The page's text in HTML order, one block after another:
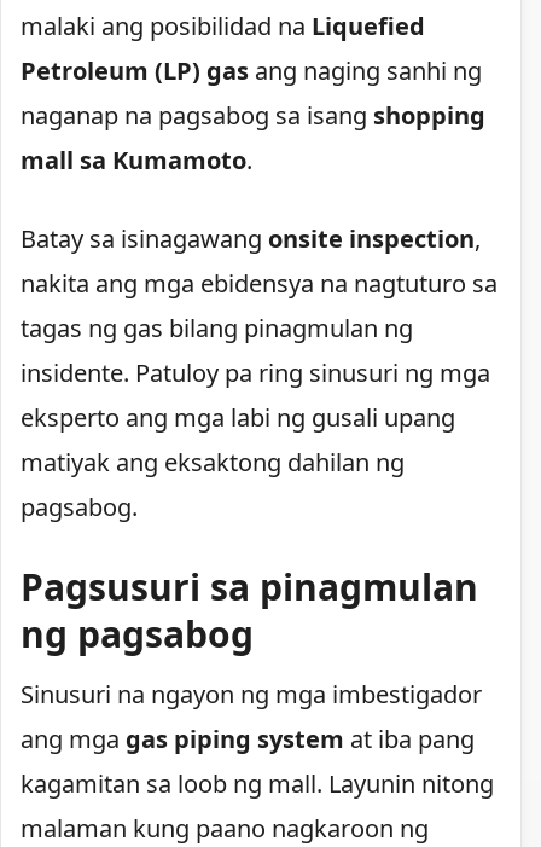
malaki ang posibilidad na Liquefied
Petroleum (LP) gas ang naging sanhi ng
naganap na pagsabog sa isang shopping
mall sa Kumamoto.
Batay sa isinagawang onsite inspection,
nakita ang mga ebidensya na nagtuturo sa
tagas ng gas bilang pinagmulan ng
insidente. Patuloy pa ring sinusuri ng mga
eksperto ang mga labi ng gusali upang
matiyak ang eksaktong dahilan ng
pagsabog.
Pagsusuri sa pinagmulan
ng pagsabog
Sinusuri na ngayon ng mga imbestigador
ang mga gas piping system at iba pang
kagamitan sa loob ng mall. Layunin nitong
malaman kung paano nagkaroon ng